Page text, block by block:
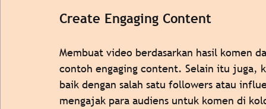
Create Engaging Content
Membuat video berdasarkan hasil komen
contoh engaging content. Selain itu juga,
baik dengan salah satu followers atau
mengajak para audiens untuk komen di